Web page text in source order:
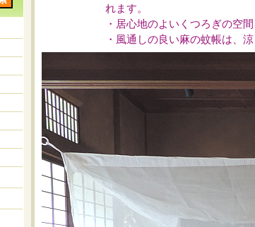
れます。
・居心地のよいくつろぎの空
・風通しの良い麻の蚊帳は、涼